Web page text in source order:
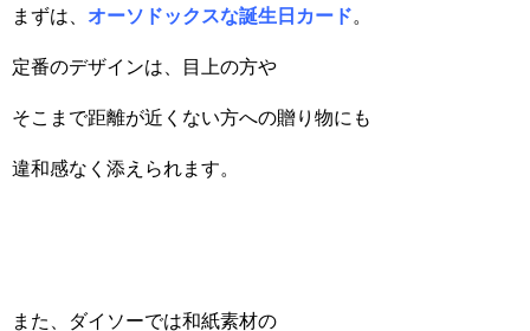
まずは、 オーソドックスな誕生日カード。
定番のデザインは、目上の方や
そこまで距離が近くない方への贈り物にも
違和感なく添えられます。
また、ダイソーでは和紙素材の